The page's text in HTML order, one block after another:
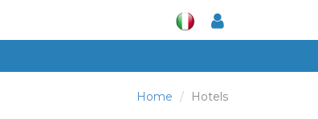
Home Hotels